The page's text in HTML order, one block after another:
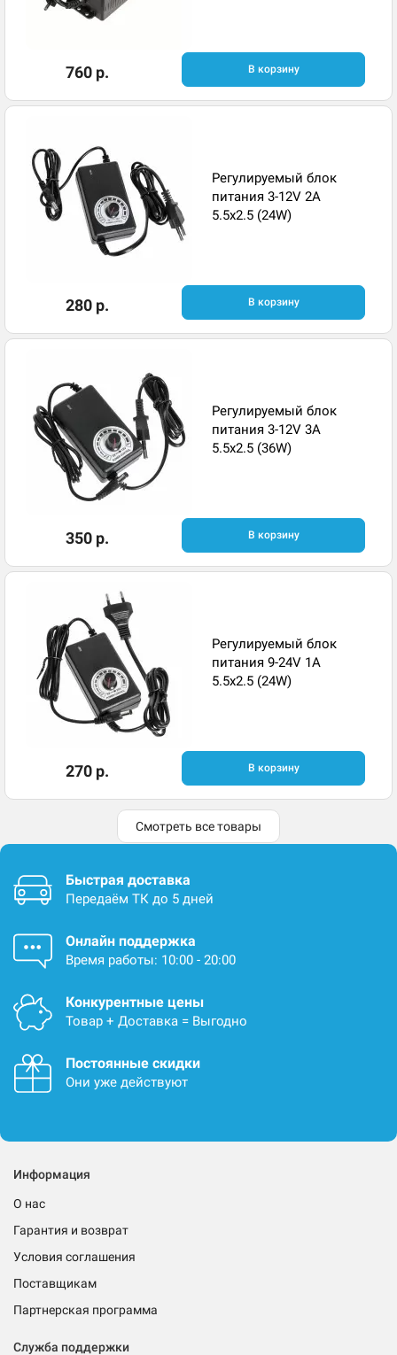
760 р. В корзину
Регулируемый блок
питания 3-12V 2A
5.5x2.5 (24W)
280 р. В корзину
Регулируемый блок
питания 3-12V 3A
5.5x2.5 (36W)
350 р. В корзину
Регулируемый блок
питания 9-24V 1A
5.5x2.5 (24W)
270 р. В корзину
Смотреть все товары
Быстрая доставка
Передаём ТК до 5 дней
Онлайн поддержка
Время работы: 10:00 - 20:00
Конкурентные цены
Товар + Доставка = Выгодно
Постоянные скидки
Они уже действуют
Информация
О нас
Гарантия и возврат
Условия соглашения
Поставщикам
Партнерская программа
Служба поддержки